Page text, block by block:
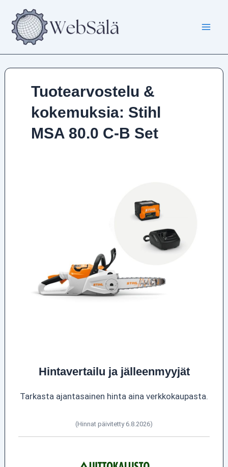
sisältöön
Tuotearvostelu &
kokemuksia: Stihl
MSA 80.0 C-B Set
Hintavertailu ja jälleenmyyjät
Tarkasta ajantasainen hinta aina verkkokaupasta.
(Hinnat päivitetty 6.8.2026)